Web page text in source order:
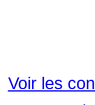
Voir les